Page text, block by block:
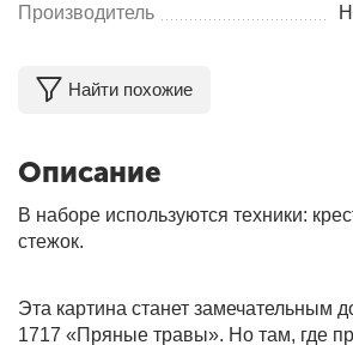
Производитель
Найти похожие
Описание
В наборе используются техники:
стежок.
Эта картина станет замечательным
1717 «Пряные травы». Но там, где